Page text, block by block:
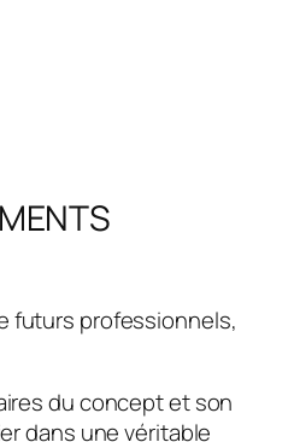
futurs professionnels,
du concept et son
dans une véritable